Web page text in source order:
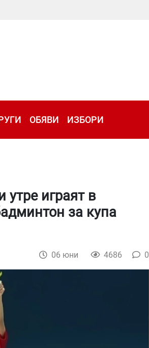
ОБЯВИ ИЗБОРИ
утре играят в
за купа
06 юни 4686 0